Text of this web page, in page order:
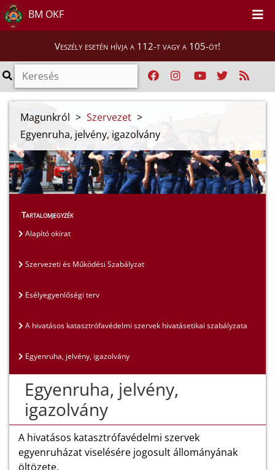
BM OKF
Veszély esetén hívja a 112-t vagy a 105-öt!
Magunkról > Szervezet >
Egyenruha, jelvény, igazolvány
Tartalomjegyzék
Alapító okirat
Szervezeti és Működési Szabályzat
Esélyegyenlőségi terv
A hivatásos katasztrófavédelmi szervek hivatásetikai szabályzata
Egyenruha, jelvény, igazolvány
Egyenruha, jelvény,
igazolvány
A hivatásos katasztrófavédelmi szervek
egyenruházat viselésére jogosult állományának
öltözete.